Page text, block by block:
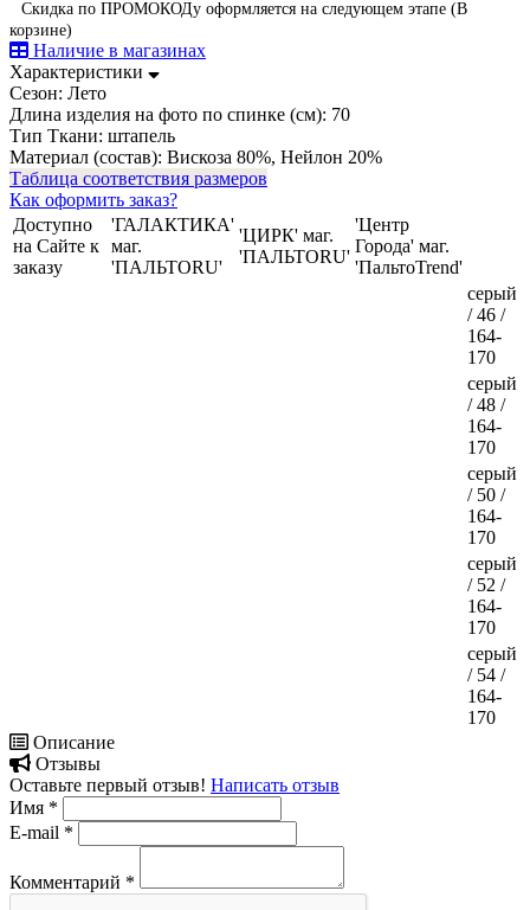
Скидка по ПРОМОКОДу оформляется на следующем этапе (В
корзине)
Наличие в магазинах
Характеристики
Сезон: Лето
Длина изделия на фото по спинке (см): 70
Тип Ткани: штапель
Материал (состав): Вискоза 80%, Нейлон 20%
Таблица соответствия размеров
Как оформить заказ?
Доступно
на Сайте к
заказу
'ГАЛАКТИКА'
маг.
'ПАЛЬТОRU'
'ЦИРК' маг.
'ПАЛЬТОRU'
'Центр
Города' маг.
'ПальтоTrend'
серый
/ 46 /
164-
170
серый
/ 48 /
164-
170
серый
/ 50 /
164-
170
серый
/ 52 /
164-
170
серый
/ 54 /
164-
170
Описание
Отзывы
Оставьте первый отзыв! Написать отзыв
Имя *
E-mail *
Комментарий *